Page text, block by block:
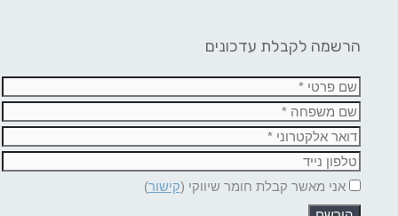
הרשמה לקבלת עדכונים
אני מאשר קבלת חומר שיווקי (קישור)